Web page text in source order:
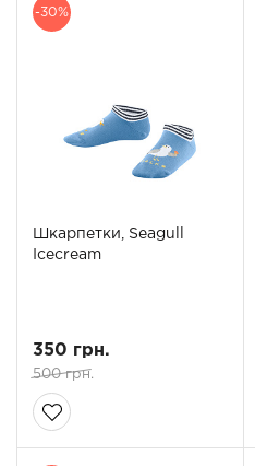
-30%
Шкарпетки, Seagull
Icecream
350 грн.
500 грн.